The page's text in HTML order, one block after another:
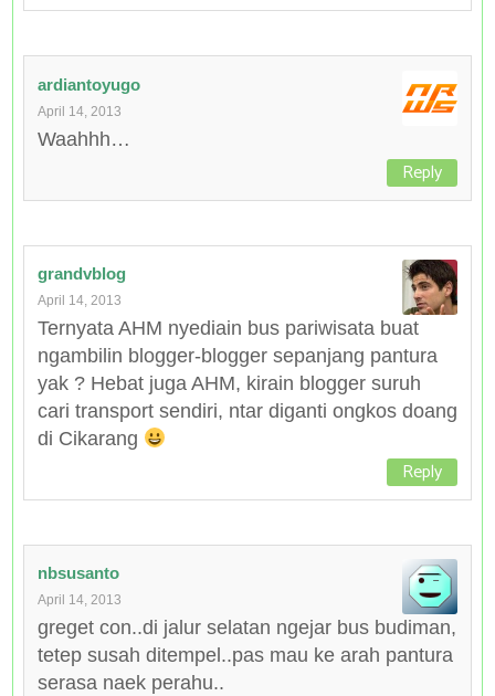
ardiantoyugo
April 14, 2013
Waahhh…
Reply
grandvblog
April 14, 2013
Ternyata AHM nyediain bus pariwisata buat
ngambilin blogger-blogger sepanjang pantura
yak ? Hebat juga AHM, kirain blogger suruh
cari transport sendiri, ntar diganti ongkos doang
di Cikarang
Reply
nbsusanto
April 14, 2013
greget con..di jalur selatan ngejar bus budiman,
tetep susah ditempel..pas mau ke arah pantura
serasa naek perahu..